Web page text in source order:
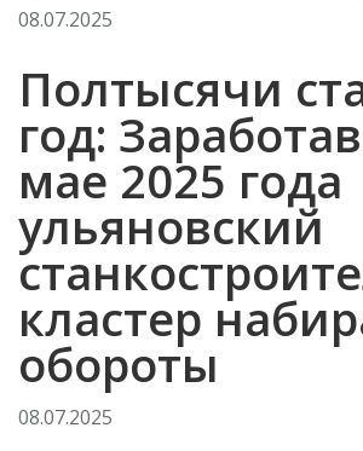
08.07.2025
Полтысячи
год:
мае 2025 года
ульяновский
кластер
обороты
08.07.2025